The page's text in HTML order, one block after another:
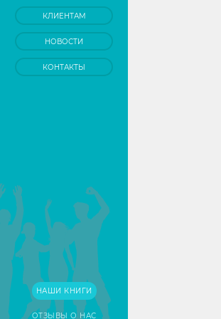
КЛИЕНТАМ
НОВОСТИ
КОНТАКТЫ
НАШИ КНИГИ
ОТЗЫВЫ О НАС